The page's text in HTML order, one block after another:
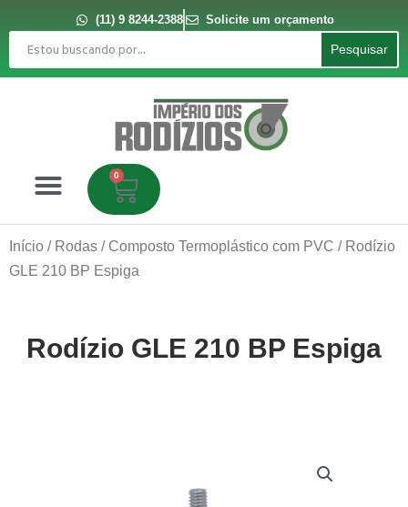
conteúdo
(11) 9 8244-2388
Solicite um orçamento
Pesquisar
Pesquisar
0
Carrinho
Início / Rodas / Composto Termoplástico com PVC / Rodízio
GLE 210 BP Espiga
Rodízio GLE 210 BP Espiga